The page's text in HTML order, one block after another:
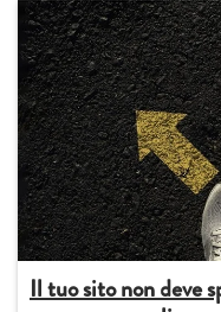
Il tuo sito non deve